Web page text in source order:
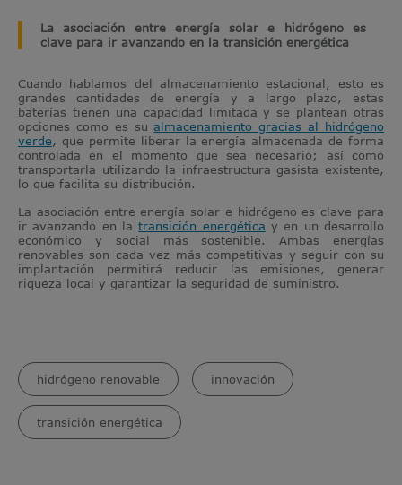
La asociación entre energía solar e hidrógeno es
clave para ir avanzando en la transición energética
Cuando hablamos del almacenamiento estacional, esto es
grandes cantidades de energía y a largo plazo, estas
baterías tienen una capacidad limitada y se plantean otras
opciones como es sualmacenamiento gracias al hidrógeno
verde, que permite liberar la energía almacenada de forma
controlada en el momento que sea necesario; así como
transportarla utilizando la infraestructura gasista existente,
lo que facilita su distribución.
La asociación entre energía solar e hidrógeno es clave para
ir avanzando en latransición energética y en un desarrollo
económico y social más sostenible. Ambas energías
renovables son cada vez más competitivas y seguir con su
implantación permitirá reducir las emisiones, generar
riqueza local y garantizar la seguridad de suministro.
hidrógeno renovable innovación
transición energética